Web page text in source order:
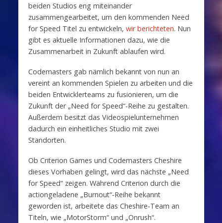
beiden Studios eng miteinander
zusammengearbeitet, um den kommenden Need
for Speed Titel zu entwickeln, wir berichteten. Nun
gibt es aktuelle Informationen dazu, wie die
Zusammenarbeit in Zukunft ablaufen wird.
Codemasters gab nämlich bekannt von nun an
vereint an kommenden Spielen zu arbeiten und die
beiden Entwicklerteams zu fusionieren, um die
Zukunft der „Need for Speed“-Reihe zu gestalten.
Außerdem besitzt das Videospielunternehmen
dadurch ein einheitliches Studio mit zwei
Standorten.
Ob Criterion Games und Codemasters Cheshire
dieses Vorhaben gelingt, wird das nächste „Need
for Speed“ zeigen. Während Criterion durch die
actiongeladene „Burnout“-Reihe bekannt
geworden ist, arbeitete das Cheshire-Team an
Titeln, wie „MotorStorm“ und „Onrush“.